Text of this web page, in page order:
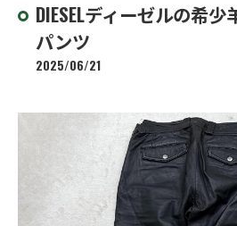
DIESELディーゼルの希
パンツ
2025/06/21